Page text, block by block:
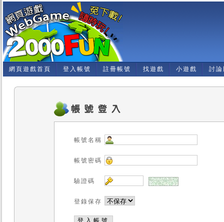
網頁遊戲首頁 登入帳號 註冊帳號 找遊戲 小遊戲 討
帳號名稱
帳號密碼
驗證碼
登錄保存